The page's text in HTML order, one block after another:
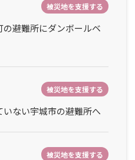
被災地を支援する
の避難所にダンボールベ
被災地を支援する
いない宇城市の避難所へ
被災地を支援する